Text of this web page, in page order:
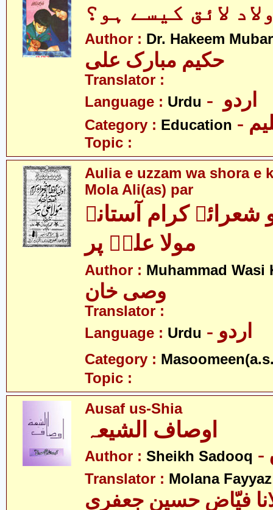
لائق کیسے ہو؟
Author : Dr. Hakeem
حکیم مبارک علی
Translator :
Language : Urdu
Category : Education
Topic :
Aulia e uzzam wa shora e
Mola Ali(as) par
شعرائے کرام آستانہ
مولا علیؑ پر
Author : Muhammad Wasi
وصی خان
Translator :
Language : Urdu - اردو
Category :
Topic :
Ausaf us-Shia
Author : Sheikh Sadooq
Translator : Molana
فیّاض حسین جعفری